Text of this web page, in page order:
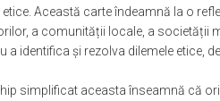
Această carte îndeamnă la o
a comunității locale, a societății
identifica și rezolva dilemele etice,
simplificat aceasta înseamnă că